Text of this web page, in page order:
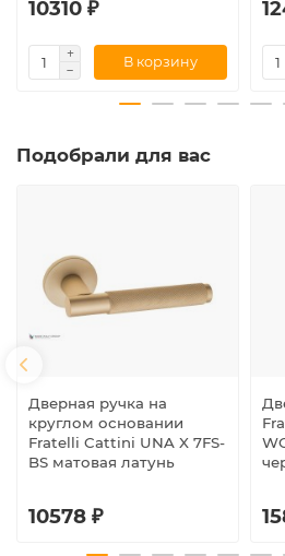
10310 ₽
В корзину
Подобрали для вас
Дверная ручка на
круглом основании
Fratelli Cattini UNA X 7FS-
BS матовая латунь
10578 ₽